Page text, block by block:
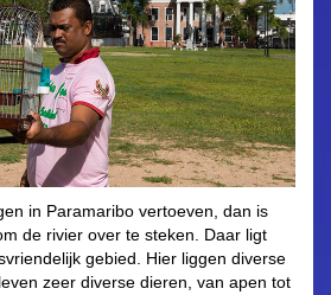
in Paramaribo vertoeven, dan is
de rivier over te steken. Daar ligt
gebied. Hier liggen diverse
zeer diverse dieren, van apen tot